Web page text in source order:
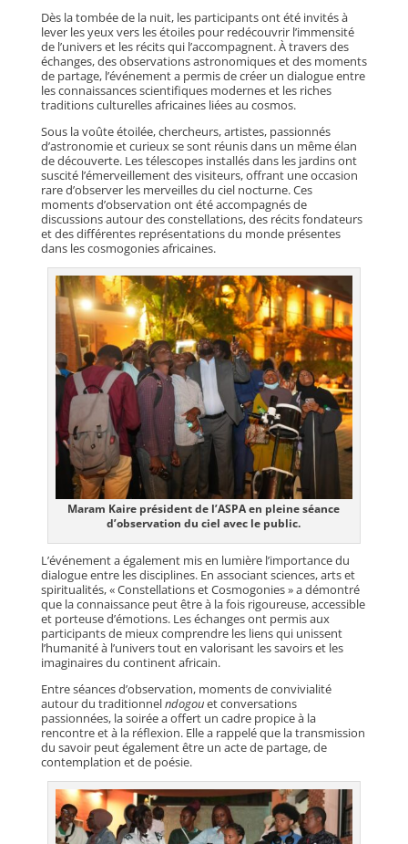
Dès la tombée de la nuit, les participants ont été invités à
lever les yeux vers les étoiles pour redécouvrir l’immensité
de l’univers et les récits qui l’accompagnent. À travers des
échanges, des observations astronomiques et des moments
de partage, l’événement a permis de créer un dialogue entre
les connaissances scientifiques modernes et les riches
traditions culturelles africaines liées au cosmos.
Sous la voûte étoilée, chercheurs, artistes, passionnés
d’astronomie et curieux se sont réunis dans un même élan
de découverte. Les télescopes installés dans les jardins ont
suscité l’émerveillement des visiteurs, offrant une occasion
rare d’observer les merveilles du ciel nocturne. Ces
moments d’observation ont été accompagnés de
discussions autour des constellations, des récits fondateurs
et des différentes représentations du monde présentes
dans les cosmogonies africaines.
Maram Kaire président de l’ASPA en pleine séance
d’observation du ciel avec le public.
L’événement a également mis en lumière l’importance du
dialogue entre les disciplines. En associant sciences, arts et
spiritualités, « Constellations et Cosmogonies » a démontré
que la connaissance peut être à la fois rigoureuse, accessible
et porteuse d’émotions. Les échanges ont permis aux
participants de mieux comprendre les liens qui unissent
l’humanité à l’univers tout en valorisant les savoirs et les
imaginaires du continent africain.
Entre séances d’observation, moments de convivialité
autour du traditionnelndogouet conversations
passionnées, la soirée a offert un cadre propice à la
rencontre et à la réflexion. Elle a rappelé que la transmission
du savoir peut également être un acte de partage, de
contemplation et de poésie.